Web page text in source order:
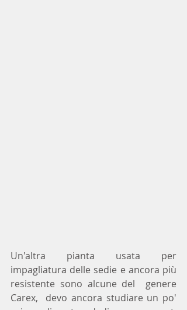
Un'altra pianta usata per
impagliatura delle sedie e ancora più
resistente sono alcune del  genere
Carex,  devo ancora studiare un po'